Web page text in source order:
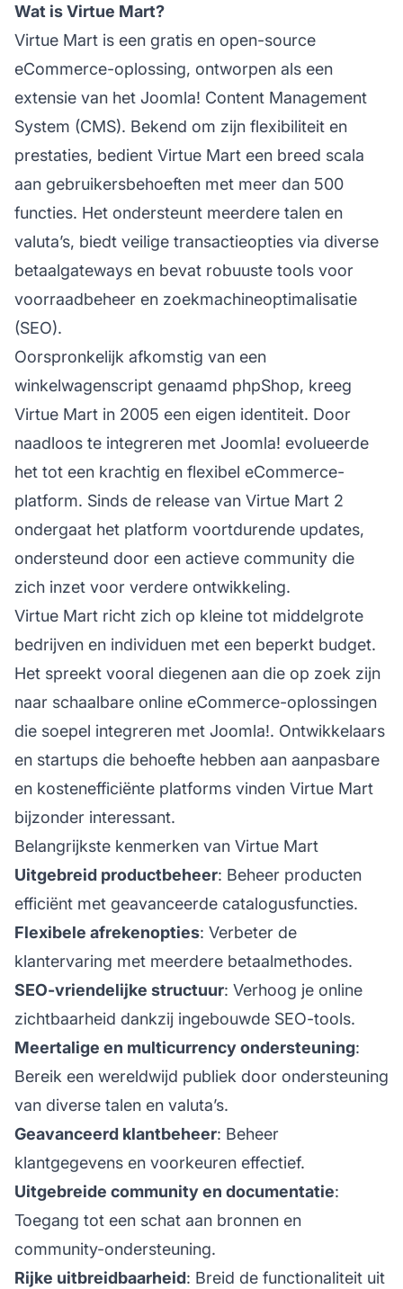
Wat is Virtue Mart?
Virtue Mart is een gratis en open-source
eCommerce-oplossing, ontworpen als een
extensie van het Joomla! Content Management
System (CMS). Bekend om zijn flexibiliteit en
prestaties, bedient Virtue Mart een breed scala
aan gebruikersbehoeften met meer dan 500
functies. Het ondersteunt meerdere talen en
valuta’s, biedt veilige transactieopties via diverse
betaalgateways en bevat robuuste tools voor
voorraadbeheer en zoekmachineoptimalisatie
(SEO).
Oorspronkelijk afkomstig van een
winkelwagenscript genaamd phpShop, kreeg
Virtue Mart in 2005 een eigen identiteit. Door
naadloos te integreren met Joomla! evolueerde
het tot een krachtig en flexibel eCommerce-
platform. Sinds de release van Virtue Mart 2
ondergaat het platform voortdurende updates,
ondersteund door een actieve community die
zich inzet voor verdere ontwikkeling.
Virtue Mart richt zich op kleine tot middelgrote
bedrijven en individuen met een beperkt budget.
Het spreekt vooral diegenen aan die op zoek zijn
naar schaalbare online eCommerce-oplossingen
die soepel integreren met Joomla!. Ontwikkelaars
en startups die behoefte hebben aan aanpasbare
en kostenefficiënte platforms vinden Virtue Mart
bijzonder interessant.
Belangrijkste kenmerken van Virtue Mart
Uitgebreid productbeheer: Beheer producten
efficiënt met geavanceerde catalogusfuncties.
Flexibele afrekenopties: Verbeter de
klantervaring met meerdere betaalmethodes.
SEO-vriendelijke structuur: Verhoog je online
zichtbaarheid dankzij ingebouwde SEO-tools.
Meertalige en multicurrency ondersteuning:
Bereik een wereldwijd publiek door ondersteuning
van diverse talen en valuta’s.
Geavanceerd klantbeheer: Beheer
klantgegevens en voorkeuren effectief.
Uitgebreide community en documentatie:
Toegang tot een schat aan bronnen en
community-ondersteuning.
Rijke uitbreidbaarheid: Breid de functionaliteit uit